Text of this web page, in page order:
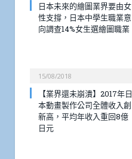
日本未來的繪圖業界要由女
性支撐，日本中學生職業意
向調查14%女生選繪圖職業
15/08/2018
【業界還未崩潰】2017年日
本動畫製作公司全體收入創
新高，平均年收入重回8億
日元